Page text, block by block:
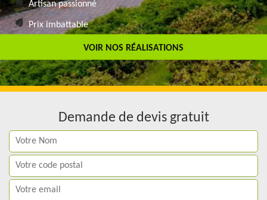
VOIR NOS RÉALISATIONS
Artisan passionné
Prix imbattable
Travail de qualité
Demande de devis gratuit